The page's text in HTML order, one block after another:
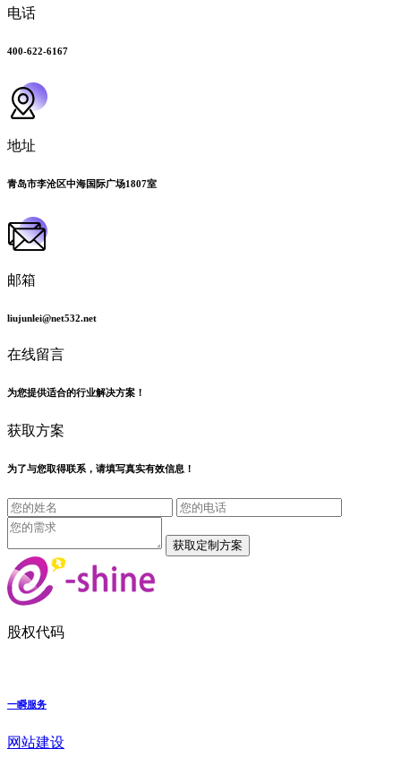
电话
400-622-6167
地址
青岛市李沧区中海国际广场1807室
邮箱
liujunlei@net532.net
在线留言
为您提供适合的行业解决方案！
获取方案
为了与您取得联系，请填写真实有效信息！
股权代码
一瞬服务
网站建设